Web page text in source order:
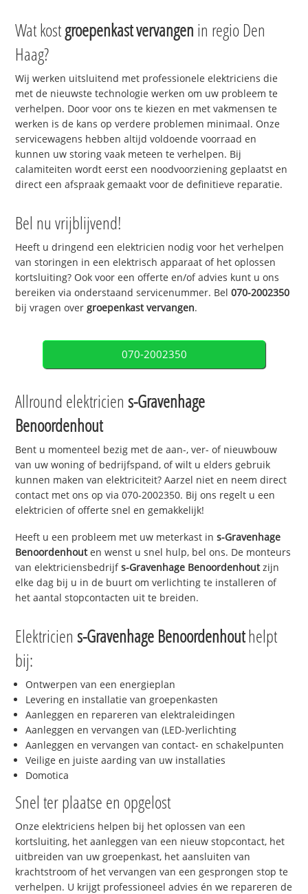
Wat kostgroepenkast vervangen in regio Den
Haag?
Wij werken uitsluitend met professionele elektriciens die
met de nieuwste technologie werken om uw probleem te
verhelpen. Door voor ons te kiezen en met vakmensen te
werken is de kans op verdere problemen minimaal. Onze
servicewagens hebben altijd voldoende voorraad en
kunnen uw storing vaak meteen te verhelpen. Bij
calamiteiten wordt eerst een noodvoorziening geplaatst en
direct een afspraak gemaakt voor de definitieve reparatie.
Bel nu vrijblijvend!
Heeft u dringend een elektricien nodig voor het verhelpen
van storingen in een elektrisch apparaat of het oplossen
kortsluiting? Ook voor een offerte en/of advies kunt u ons
bereiken via onderstaand servicenummer. Bel070-2002350
bij vragen over groepenkast vervangen.
070-2002350
Allround elektricien s-Gravenhage
Benoordenhout
Bent u momenteel bezig met de aan-, ver- of nieuwbouw
van uw woning of bedrijfspand, of wilt u elders gebruik
kunnen maken van elektriciteit? Aarzel niet en neem direct
contact met ons op via 070-2002350. Bij ons regelt u een
elektricien of offerte snel en gemakkelijk!
Heeft u een probleem met uw meterkast ins-Gravenhage
Benoordenhouten wenst u snel hulp, bel ons. De monteurs
van elektriciensbedrijfs-Gravenhage Benoordenhoutzijn
elke dag bij u in de buurt om verlichting te installeren of
het aantal stopcontacten uit te breiden.
Elektricien s-Gravenhage Benoordenhouthelpt
bij:
Ontwerpen van een energieplan
Levering en installatie van groepenkasten
Aanleggen en repareren van elektraleidingen
Aanleggen en vervangen van (LED-)verlichting
Aanleggen en vervangen van contact- en schakelpunten
Veilige en juiste aarding van uw installaties
Domotica
Snel ter plaatse en opgelost
Onze elektriciens helpen bij het oplossen van een
kortsluiting, het aanleggen van een nieuw stopcontact, het
uitbreiden van uw groepenkast, het aansluiten van
krachtstroom of het vervangen van een gesprongen stop te
verhelpen. U krijgt professioneel advies én we repareren de